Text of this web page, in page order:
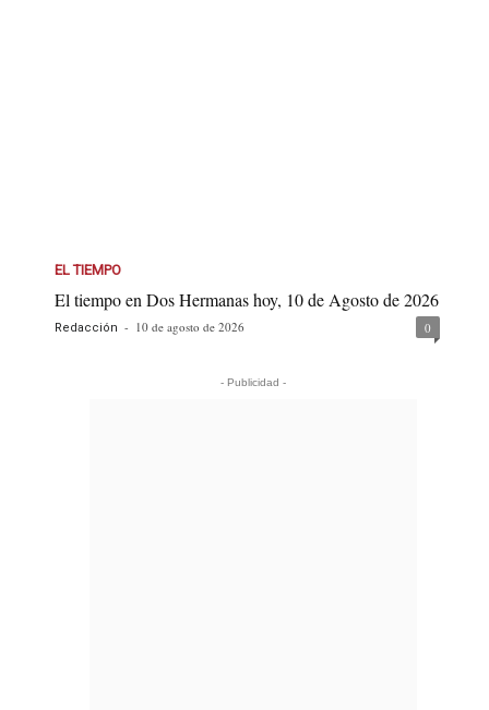
EL TIEMPO
El tiempo en Dos Hermanas hoy, 10 de Agosto de 2026
Redacción - 10 de agosto de 2026 0
- Publicidad -